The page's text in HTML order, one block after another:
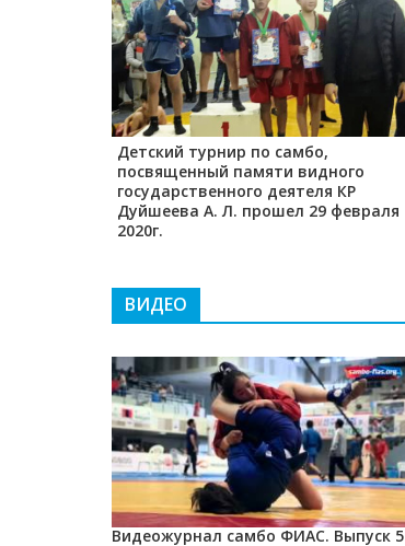
Детский турнир по самбо,
посвященный памяти видного
государственного деятеля КР
Дуйшеева А. Л. прошел 29 февраля
2020г.
ВИДЕО
Видеожурнал самбо ФИАС. Выпуск 5